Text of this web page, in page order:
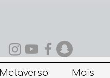
Metaverso Mais